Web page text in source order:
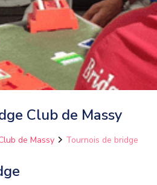
Club de Massy
de Massy Tournois de bridge